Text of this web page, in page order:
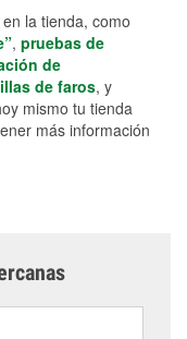
la tienda, como
, pruebas de
de
de faros, y
mismo tu tienda
más información